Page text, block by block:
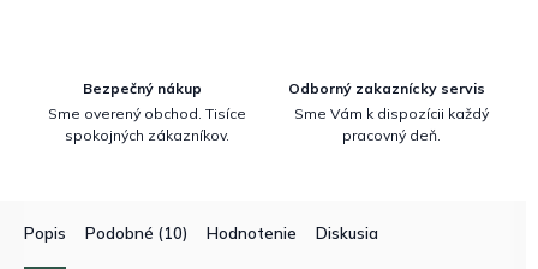
Bezpečný nákup
Sme overený obchod. Tisíce
spokojných zákazníkov.
Odborný zakaznícky servis
Sme Vám k dispozícii každý
pracovný deň.
Popis Podobné (10) Hodnotenie Diskusia